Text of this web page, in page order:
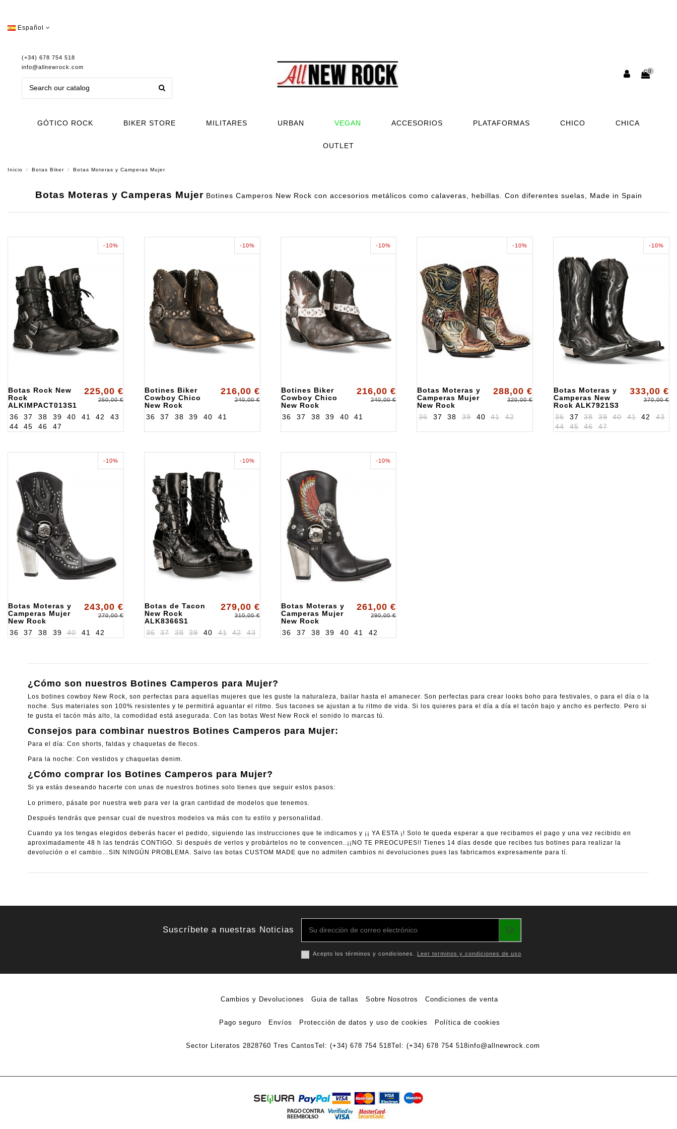
Español
(+34) 678 754 518
info@allnewrock.com
0
GÓTICO ROCK BIKER STORE MILITARES URBAN VEGAN ACCESORIOS PLATAFORMAS CHICO CHICA
OUTLET
Inicio Botas Biker Botas Moteras y Camperas Mujer
Botas Moteras y Camperas MujerBotines Camperos New Rock con accesorios metálicos como calaveras, hebillas. Con diferentes suelas, Made in Spain
-10%
Botas Rock New
Rock
ALKIMPACT013S1
225,00 €
250,00 €
36 37 38 39 40 41 42
43
44
45 46 47
-10%
Botines Biker
Cowboy Chico
New Rock
ALKWSTM004S1
216,00 €
240,00 €
36 37 38 39 40 41
-10%
Botines Biker
Cowboy Chico
New Rock
ALKWSTM004S2
216,00 €
240,00 €
36 37 38 39 40 41
-10%
Botas Moteras y
Camperas Mujer
New Rock
ALKBULL014S1
288,00 €
320,00 €
36 37 38 39 40 41 42
-10%
Botas Moteras y
Camperas New
Rock ALK7921S3
333,00 €
370,00 €
36 37 38 39 40 41 42
43
44
45 46 47
-10%
Botas Moteras y
Camperas Mujer
New Rock
ALK7919S1
243,00 €
270,00 €
36 37 38 39 40 41 42
-10%
Botas de Tacon
New Rock
ALK8366S1
279,00 €
310,00 €
36 37 38 39 40 41 42 43
-10%
Botas Moteras y
Camperas Mujer
New Rock
ALKBULL006S1
261,00 €
290,00 €
36 37 38 39 40 41 42
¿Cómo son nuestros Botines Camperos para Mujer?
Los botines cowboy New Rock, son perfectas para aquellas mujeres que les guste la naturaleza, bailar hasta el amanecer. Son perfectas para crear looks boho para festivales, o para el día o la
noche. Sus materiales son 100% resistentes y te permitirá aguantar el ritmo. Sus tacones se ajustan a tu ritmo de vida. Si los quieres para el día a día el tacón bajo y ancho es perfecto. Pero si
te gusta el tacón más alto, la comodidad está asegurada. Con las botas West New Rock el sonido lo marcas tú.
Consejos para combinar nuestros Botines Camperos para Mujer:
Para el día: Con shorts, faldas y chaquetas de flecos.
Para la noche: Con vestidos y chaquetas denim.
¿Cómo comprar los Botines Camperos para Mujer?
Si ya estás deseando hacerte con unas de nuestros botines solo tienes que seguir estos pasos:
Lo primero, pásate por nuestra web para ver la gran cantidad de modelos que tenemos.
Después tendrás que pensar cual de nuestros modelos va más con tu estilo y personalidad.
Cuando ya los tengas elegidos deberás hacer el pedido, siguiendo las instrucciones que te indicamos y ¡¡ YA ESTA ¡! Solo te queda esperar a que recibamos el pago y una vez recibido en
aproximadamente 48 h las tendrás CONTIGO. Si después de verlos y probártelos no te convencen..¡¡NO TE PREOCUPES!! Tienes 14 días desde que recibes tus botines para realizar la
devolución o el cambio…SIN NINGÚN PROBLEMA. Salvo las botas CUSTOM MADE que no admiten cambios ni devoluciones pues las fabricamos expresamente para tí.
Suscríbete a nuestras Noticias
Acepto los términos y condiciones. Leer terminos y condiciones de uso
Cambios y Devoluciones Guia de tallas Sobre Nosotros Condiciones de venta
Pago seguro Envíos Protección de datos y uso de cookies Política de cookies
Sector Literatos 2828760 Tres CantosTel: (+34) 678 754 518Tel: (+34) 678 754 518info@allnewrock.com